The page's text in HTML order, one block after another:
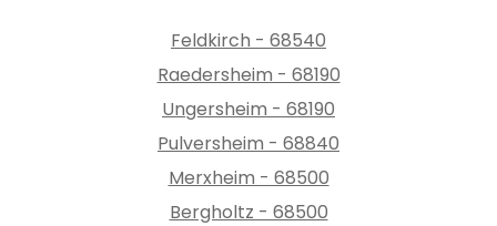
Feldkirch - 68540
Raedersheim - 68190
Ungersheim - 68190
Pulversheim - 68840
Merxheim - 68500
Bergholtz - 68500